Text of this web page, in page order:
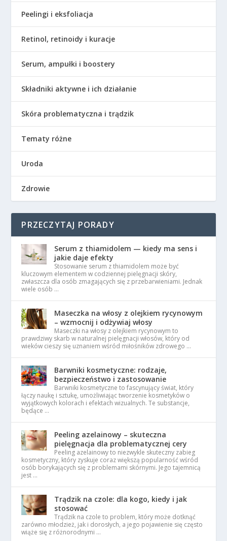
Peelingi i eksfoliacja
Retinol, retinoidy i kuracje
Serum, ampułki i boostery
Składniki aktywne i ich działanie
Skóra problematyczna i trądzik
Tematy różne
Uroda
Zdrowie
PRZECZYTAJ PORADY
Serum z thiamidolem — kiedy ma sens i
jakie daje efekty
Stosowanie serum z thiamidolem może być
kluczowym elementem w codziennej pielęgnacji skóry,
zwłaszcza dla osób zmagających się z przebarwieniami. Jednak
wiele osób …
Maseczka na włosy z olejkiem rycynowym
– wzmocnij i odżywiaj włosy
Maseczki na włosy z olejkiem rycynowym to
prawdziwy skarb w naturalnej pielęgnacji włosów, który od
wieków cieszy się uznaniem wśród miłośników zdrowego …
Barwniki kosmetyczne: rodzaje,
bezpieczeństwo i zastosowanie
Barwniki kosmetyczne to fascynujący świat, który
łączy naukę i sztukę, umożliwiając tworzenie kosmetyków o
wyjątkowych kolorach i efektach wizualnych. Te substancje,
będące …
Peeling azelainowy – skuteczna
pielęgnacja dla problematycznej cery
Peeling azelainowy to niezwykle skuteczny zabieg
kosmetyczny, który zyskuje coraz większą popularność wśród
osób borykających się z problemami skórnymi. Jego tajemnicą
jest …
Trądzik na czole: dla kogo, kiedy i jak
stosować
Trądzik na czole to problem, który może dotknąć
zarówno młodzież, jak i dorosłych, a jego pojawienie się często
wiąże się z różnorodnymi …